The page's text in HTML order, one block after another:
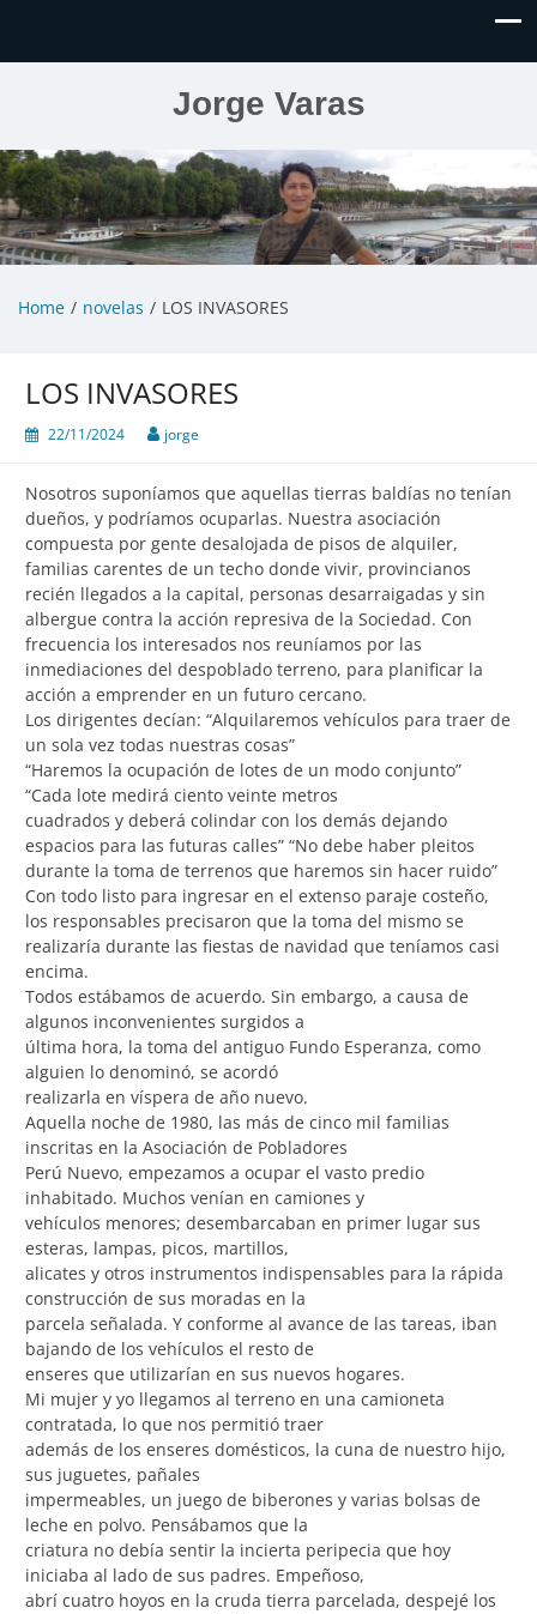
Jorge Varas
Home novelas LOS INVASORES
LOS INVASORES
22/11/2024 jorge
Nosotros suponíamos que aquellas tierras baldías no tenían
dueños, y podríamos ocuparlas. Nuestra asociación
compuesta por gente desalojada de pisos de alquiler,
familias carentes de un techo donde vivir, provincianos
recién llegados a la capital, personas desarraigadas y sin
albergue contra la acción represiva de la Sociedad. Con
frecuencia los interesados nos reuníamos por las
inmediaciones del despoblado terreno, para planificar la
acción a emprender en un futuro cercano.
Los dirigentes decían: “Alquilaremos vehículos para traer de
un sola vez todas nuestras cosas”
“Haremos la ocupación de lotes de un modo conjunto”
“Cada lote medirá ciento veinte metros
cuadrados y deberá colindar con los demás dejando
espacios para las futuras calles” “No debe haber pleitos
durante la toma de terrenos que haremos sin hacer ruido”
Con todo listo para ingresar en el extenso paraje costeño,
los responsables precisaron que la toma del mismo se
realizaría durante las fiestas de navidad que teníamos casi
encima.
Todos estábamos de acuerdo. Sin embargo, a causa de
algunos inconvenientes surgidos a
última hora, la toma del antiguo Fundo Esperanza, como
alguien lo denominó, se acordó
realizarla en víspera de año nuevo.
Aquella noche de 1980, las más de cinco mil familias
inscritas en la Asociación de Pobladores
Perú Nuevo, empezamos a ocupar el vasto predio
inhabitado. Muchos venían en camiones y
vehículos menores; desembarcaban en primer lugar sus
esteras, lampas, picos, martillos,
alicates y otros instrumentos indispensables para la rápida
construcción de sus moradas en la
parcela señalada. Y conforme al avance de las tareas, iban
bajando de los vehículos el resto de
enseres que utilizarían en sus nuevos hogares.
Mi mujer y yo llegamos al terreno en una camioneta
contratada, lo que nos permitió traer
además de los enseres domésticos, la cuna de nuestro hijo,
sus juguetes, pañales
impermeables, un juego de biberones y varias bolsas de
leche en polvo. Pensábamos que la
criatura no debía sentir la incierta peripecia que hoy
iniciaba al lado de sus padres. Empeñoso,
abrí cuatro hoyos en la cruda tierra parcelada, despejé los